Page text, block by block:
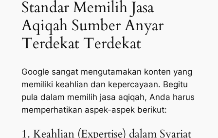
Standar Memilih Jasa
Aqiqah Sumber Anyar
Terdekat Terdekat
Google sangat mengutamakan konten yang
memiliki keahlian dan kepercayaan. Begitu
pula dalam memilih jasa aqiqah, Anda harus
memperhatikan aspek-aspek berikut:
1. Keahlian (Expertise) dalam Syariat